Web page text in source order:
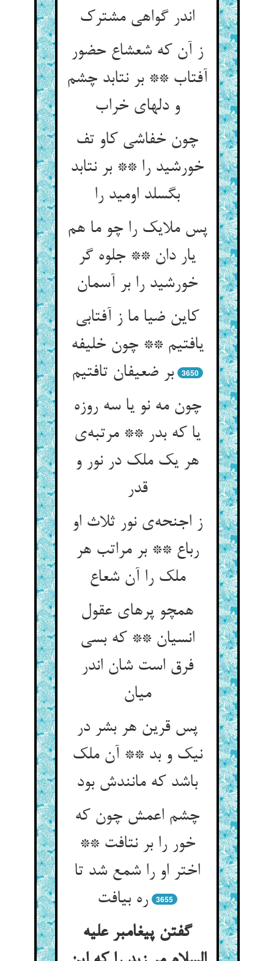
ز آن که شعشاع حضور
آفتاب ** بر نتابد چشم
و دلهای خراب‌‌
چون خفاشی کاو تف
خورشید را ** بر نتابد
بگسلد اومید را
پس ملایک را چو ما هم
یار دان ** جلوه گر
کاین ضیا ما ز آفتابی
یافتیم ** چون خلیفه
بر ضعیفان تافتیم‌‌
3650
چون مه نو یا سه روزه
یا که بدر ** مرتبه‌‌ی
هر یک ملک در نور و
قدر
ز اجنحه‌‌ی نور ثلاث او
رباع ** بر مراتب هر
ملک را آن شعاع‌‌
همچو پرهای عقول
انسیان ** که بسی
فرق است شان اندر
میان‌‌
پس قرین هر بشر در
نیک و بد ** آن ملک
باشد که مانندش بود
چشم اعمش چون که
خور را بر نتافت **
اختر او را شمع شد تا
ره بیافت‌‌
3655
گفتن پیغامبر علیه